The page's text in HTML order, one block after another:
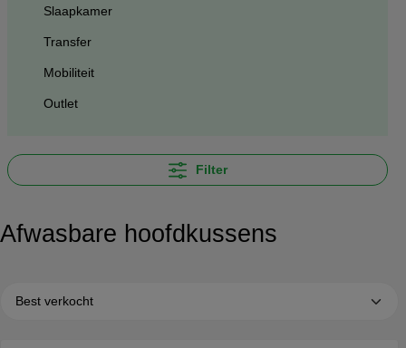
Slaapkamer
Transfer
Mobiliteit
Outlet
Filter
Afwasbare hoofdkussens